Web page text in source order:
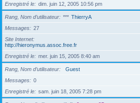
Enregistré le
dim. juin 12, 2005 10:56 pm
Rang, Nom d’utilisateur *** ThierryA
Messages
27
Site Internet
http://hieronymus.assoc.free.fr
Enregistré le
mer. juin 15, 2005 8:40 am
Rang, Nom d’utilisateur
Guest
Messages
0
Enregistré le
sam. juin 18, 2005 7:28 pm